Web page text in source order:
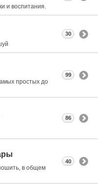
и воспитания.
30
простых до
99
86
в общем
40